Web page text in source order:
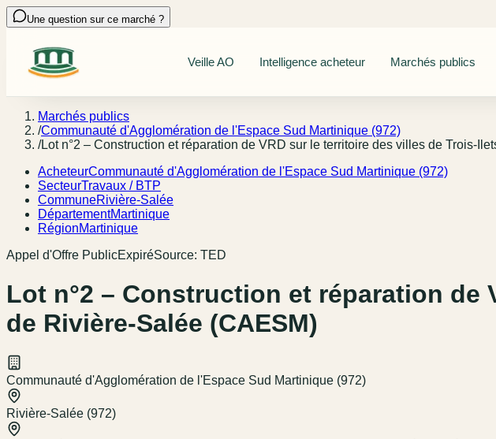
Une question sur ce marché ?
Veille AO Intelligence acheteur Marchés publics
Marchés publics
/Communauté d'Agglomération de l'Espace Sud Martinique (972)
/Lot n°2 – Construction et réparation de VRD sur le territoire des villes de Trois-
AcheteurCommunauté d'Agglomération de l'Espace Sud Martinique (972)
SecteurTravaux / BTP
CommuneRivière-Salée
DépartementMartinique
RégionMartinique
Appel d'Offre PublicExpiréSource: TED
Lot n°2 – Construction et réparation
de Rivière-Salée (CAESM)
Communauté d'Agglomération de l'Espace Sud Martinique (972)
Rivière-Salée (972)